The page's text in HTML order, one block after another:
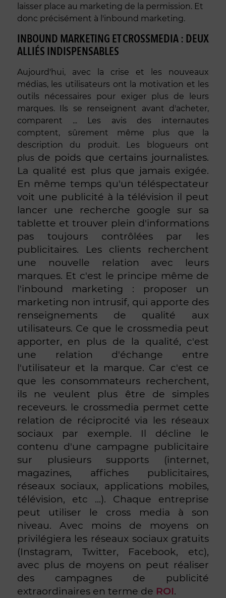
laisser place au marketing de la permission. Et
donc précisément à l'inbound marketing.
INBOUND MARKETING ET CROSSMEDIA : DEUX
ALLIÉS INDISPENSABLES
Aujourd'hui, avec la crise et les nouveaux
médias, les utilisateurs ont la motivation et les
outils nécessaires pour exiger plus de leurs
marques. Ils se renseignent avant d'acheter,
comparent ... Les avis des internautes
comptent, sûrement même plus que la
description du produit. Les blogueurs ont
plus de poids que certains journalistes.
La qualité est plus que jamais exigée.
En même temps qu'un téléspectateur
voit une publicité à la télévision il peut
lancer une recherche google sur sa
tablette et trouver plein d'informations
pas toujours contrôlées par les
publicitaires. Les clients recherchent
une nouvelle relation avec leurs
marques. Et c'est le principe même de
l'inbound marketing : proposer un
marketing non intrusif, qui apporte des
renseignements de qualité aux
utilisateurs. Ce que le crossmedia peut
apporter, en plus de la qualité, c'est
une relation d'échange entre
l'utilisateur et la marque. Car c'est ce
que les consommateurs recherchent,
ils ne veulent plus être de simples
receveurs. le crossmedia permet cette
relation de réciprocité via les réseaux
sociaux par exemple. Il décline le
contenu d'une campagne publicitaire
sur plusieurs supports (internet,
magazines, affiches publicitaires,
réseaux sociaux, applications mobiles,
télévision, etc ...). Chaque entreprise
peut utiliser le cross media à son
niveau. Avec moins de moyens on
privilégiera les réseaux sociaux gratuits
(Instagram, Twitter, Facebook, etc),
avec plus de moyens on peut réaliser
des campagnes de publicité
extraordinaires en terme de ROI.